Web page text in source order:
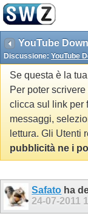
YouTube
Discussione: YouTube
Se questa è la
Per poter
clicca sul link per
messaggi,
lettura. Gli Utenti
pubblicità ne i
Safato ha
24-07-2011